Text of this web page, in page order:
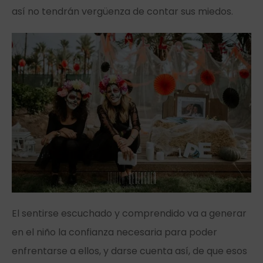
así no tendrán vergüenza de contar sus miedos.
El sentirse escuchado y comprendido va a generar
en el niño la confianza necesaria para poder
enfrentarse a ellos, y darse cuenta así, de que esos